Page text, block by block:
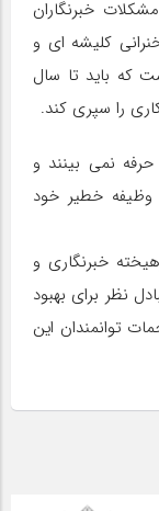
خبرنگاران
کلیشه ای و
که باید تا سال
را سپری کند.
نمی بینند و
وظیفه خطیر خود
خبرنگاری و
نظر برای بهبود
توانمندان این